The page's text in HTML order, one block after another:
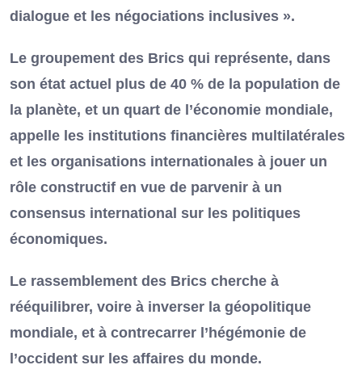
dialogue et les négociations inclusives ».
Le groupement des Brics qui représente, dans
son état actuel plus de 40 % de la population de
la planète, et un quart de l’économie mondiale,
appelle les institutions financières multilatérales
et les organisations internationales à jouer un
rôle constructif en vue de parvenir à un
consensus international sur les politiques
économiques.
Le rassemblement des Brics cherche à
rééquilibrer, voire à inverser la géopolitique
mondiale, et à contrecarrer l’hégémonie de
l’occident sur les affaires du monde.